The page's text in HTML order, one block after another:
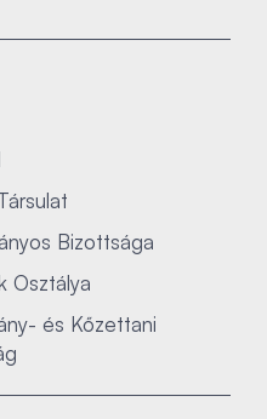
Bizottsága
Osztálya
és Kőzettani